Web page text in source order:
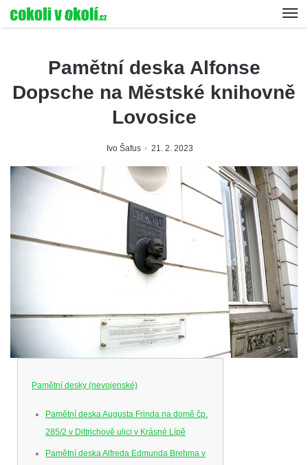
Pamětní deska Alfonse
Dopsche na Městské knihovně
Lovosice
Ivo Šafus 21. 2. 2023
Pamětní desky (nevojenské)
Pamětní deska Augusta Frinda na domě čp.
285/2 v Dittrichově ulici v Krásné Lípě
Pamětní deska Alfreda Edmunda Brehma v